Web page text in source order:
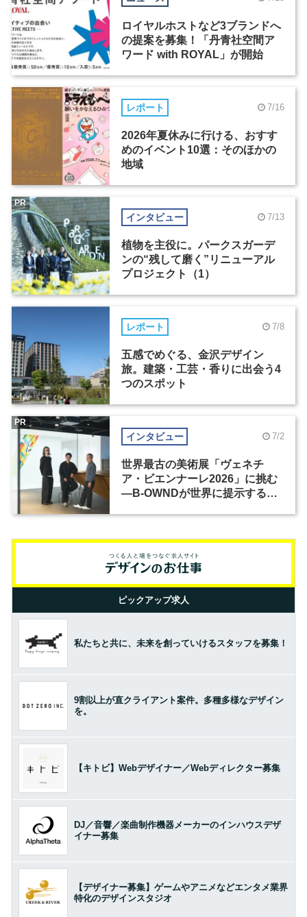
ロイヤルホストなど3ブランドへ
の提案を募集！「丹青社空間ア
ワード with ROYAL」が開始
レポート 7/16
2026年夏休みに行ける、おすす
めのイベント10選：そのほかの
地域
インタビュー 7/13
植物を主役に。パークスガーデ
ンの“残して磨く”リニューアル
プロジェクト（1）
PR
レポート 7/8
五感でめぐる、金沢デザイン
旅。建築・工芸・香りに出会う4
つのスポット
インタビュー 7/2
世界最古の美術展「ヴェネチ
ア・ビエンナーレ2026」に挑む
―B-OWNDが世界に提示する美
PR
ピックアップ求人
私たちと共に、未来を創っていけるスタッフを募集！
9割以上が直クライアント案件。多種多様なデザイン
を。
【キトビ】Webデザイナー／Webディレクター募集
DJ／音響／楽曲制作機器メーカーのインハウスデザ
イナー募集
【デザイナー募集】ゲームやアニメなどエンタメ業界
特化のデザインスタジオ